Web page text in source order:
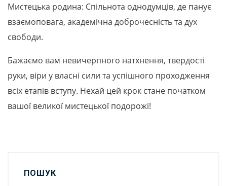
Мистецька родина: Спільнота однодумців, де панує
взаємоповага, академічна доброчесність та дух
свободи.
Бажаємо вам невичерпного натхнення, твердості
руки, віри у власні сили та успішного проходження
всіх етапів вступу. Нехай цей крок стане початком
вашої великої мистецької подорожі!
ПОШУК